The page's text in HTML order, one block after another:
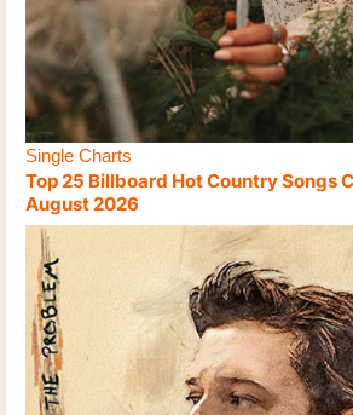
Single Charts
Top 25 Billboard Hot Country Songs
August 2026